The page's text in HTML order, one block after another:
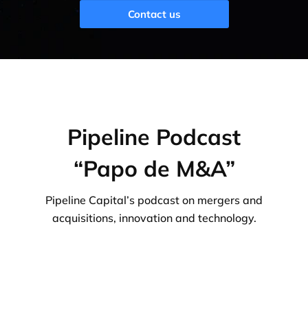
Contact us
Pipeline Podcast
“Papo de M&A”
Pipeline Capital’s podcast on mergers and
acquisitions, innovation and technology.